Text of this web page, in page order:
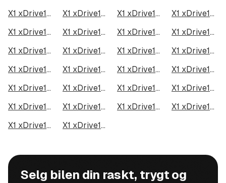
X1 xDrive18d i Kristiansand
X1 xDrive18d i Fredrikstad X1 xDrive18d i Drammen
X1 xDrive18d i Skien
X1 xDrive18d i Tromsø
X1 xDrive18d i Ålesund X1 xDrive18d i Moss
X1 xDrive18d i Porsgrunn
X1 xDrive18d i Bodø
X1 xDrive18d i Arendal X1 xDrive18d i Hamar
X1 xDrive18d i Larvik
X1 xDrive18d i Halden
X1 xDrive18d i Lillehammer X1 xDrive18d i Molde
X1 xDrive18d i Kongsberg
X1 xDrive18d i Harstad
X1 xDrive18d i Gjøvik X1 xDrive18d i Sarpsborg
X1 xDrive18d i Sandefjord
X1 xDrive18d i Kristiansund
X1 xDrive18d i Tromsdalen X1 xDrive18d i Narvik
X1 xDrive18d i Steinkjer
X1 xDrive18d i Haugesund
X1 xDrive18d i Alta
Selg bilen din raskt, trygt og